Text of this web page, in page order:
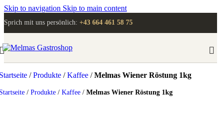
Skip to navigation Skip to main content
Sprich mit uns persönlich: +43 664 461 58 75
/Produkte /Kaffee /Melmas Wiener Röstung 1kg
/ Produkte / Kaffee / Melmas Wiener Röstung 1kg